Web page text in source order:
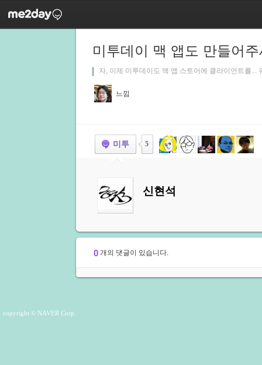
미투데이 맥 앱도 만들어
자, 이제 미투데이도 맥 앱 스토어에 클라이언트를...
느낌
미투 5
신현석
0 개의 댓글이 있습니다.
copyright © NAVER Corp.